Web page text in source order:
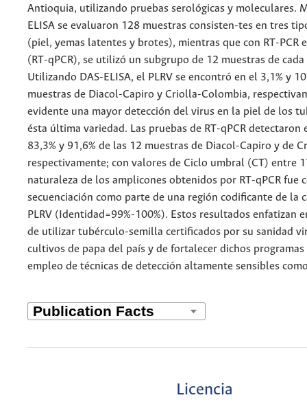
Antioquia, utilizando pruebas serológicas y moleculares.
ELISA se evaluaron 128 muestras consisten-tes en tres
(piel, yemas latentes y brotes), mientras que con RT-PCR
(RT-qPCR), se utilizó un subgrupo de 12 muestras de
Utilizando DAS-ELISA, el PLRV se encontró en el 3,1% y
muestras de Diacol-Capiro y Criolla-Colombia,
evidente una mayor detección del virus en la piel de los
ésta última variedad. Las pruebas de RT-qPCR detectaron
83,3% y 91,6% de las 12 muestras de Diacol-Capiro y de
respectivamente; con valores de Ciclo umbral (CT) entre
naturaleza de los amplicones obtenidos por RT-qPCR fue
secuenciación como parte de una región codificante de la
PLRV (Identidad=99%-100%). Estos resultados enfatizan
de utilizar tubérculo-semilla certificados por su sanidad
cultivos de papa del país y de fortalecer dichos
empleo de técnicas de detección altamente sensibles
Licencia